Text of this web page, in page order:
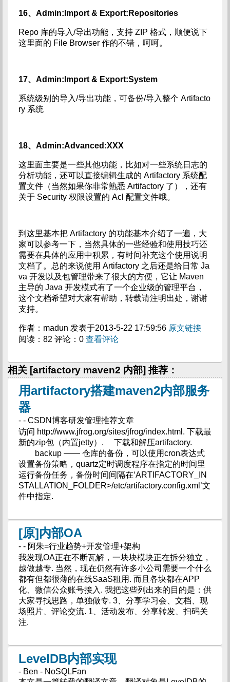
16、Admin:Import & Export:Repositories
Repo 库的导入/导出功能，支持 ZIP 格式，顺便说下
这里面的 File Browser 作的不错，呵呵。
17、Admin:Import & Export:System
系统级别的导入/导出功能，可备份/导入整个 Artifacto
ry 系统
18、Admin:Advanced:XXX
这里面主要是一些其他功能，比如对一些系统日志的
分析功能，还可以直接编辑生成的 Artifactory 系统配
置文件（当然如果你非常熟悉 Artifactory 了），还有
关于 Security 权限设置的 Acl 配置文件哦。
到这里基本把 Artifactory 的功能基本介绍了一遍，大
家可以参考一下，当然具体的一些经验和使用技巧还
需要在具体的应用中积累，有时间补充这个使用说明
文档了。总的来说使用 Artifactory 之后还是给日常 Ja
va 开发以及包管理带来了很大的方便，它让 Maven
主导的 Java 开发模式有了一个企业级的管理平台，
这个文档希望对大家有帮助，转载请注明出处，谢谢
支持。
作者：madun 发表于2013-5-22 17:59:56 原文链接
阅读：82 评论：0 查看评论
相关 [artifactory maven2 内部] 推荐：
用artifactory搭建maven2内部服务
器
- - CSDN博客研发管理推荐文章
访问 http://www.jfrog.org/sites/jfrog/index.html. 下载最
新的zip包（内置jetty）. 下载和解压artifactory.
backup —— 仓库的备份，可以使用cron表达式
设置备份策略，quartz定时调度程序在指定的时间里
运行备份任务，备份时间间隔在‘ARTIFACTORY_IN
STALLATION_FOLDER>/etc/artifactory.config.xml’文
件中指定.
[原]内部OA
- - 阿朱=行业趋势+开发管理+架构
我发现OA正在不断瓦解，一块块模块正在拆分独立，
越做越专. 当然，现在仍然有许多小公司需要一个什么
都有但都很薄的在线SaaS租用. 而且各块都在APP
化、微信公众账号接入. 我把这些列出来的目的是：供
大家寻找思路，单独做专. 3、分享学习会、文档、现
场照片、评论交流. 1、活动发布、分享转发、扫码关
注.
LevelDB内部实现
- Ben - NoSQLFan